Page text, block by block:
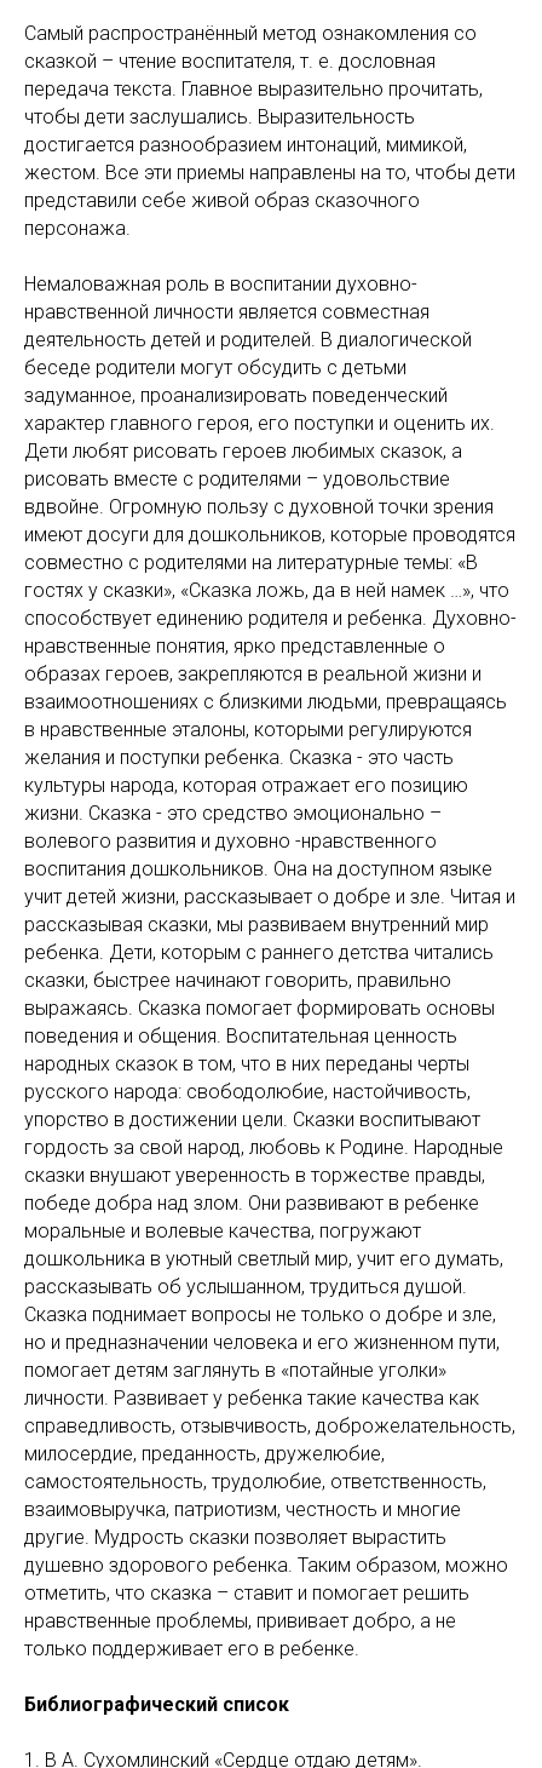
Самый распространённый метод ознакомления со
сказкой – чтение воспитателя, т. е. дословная
передача текста. Главное выразительно прочитать,
чтобы дети заслушались. Выразительность
достигается разнообразием интонаций, мимикой,
жестом. Все эти приемы направлены на то, чтобы дети
представили себе живой образ сказочного
персонажа.
Немаловажная роль в воспитании духовно-
нравственной личности является совместная
деятельность детей и родителей. В диалогической
беседе родители могут обсудить с детьми
задуманное, проанализировать поведенческий
характер главного героя, его поступки и оценить их.
Дети любят рисовать героев любимых сказок, а
рисовать вместе с родителями – удовольствие
вдвойне. Огромную пользу с духовной точки зрения
имеют досуги для дошкольников, которые проводятся
совместно с родителями на литературные темы: «В
гостях у сказки», «Сказка ложь, да в ней намек …», что
способствует единению родителя и ребенка. Духовно-
нравственные понятия, ярко представленные о
образах героев, закрепляются в реальной жизни и
взаимоотношениях с близкими людьми, превращаясь
в нравственные эталоны, которыми регулируются
желания и поступки ребенка. Сказка - это часть
культуры народа, которая отражает его позицию
жизни. Сказка - это средство эмоционально –
волевого развития и духовно -нравственного
воспитания дошкольников. Она на доступном языке
учит детей жизни, рассказывает о добре и зле. Читая и
рассказывая сказки, мы развиваем внутренний мир
ребенка. Дети, которым с раннего детства читались
сказки, быстрее начинают говорить, правильно
выражаясь. Сказка помогает формировать основы
поведения и общения. Воспитательная ценность
народных сказок в том, что в них переданы черты
русского народа: свободолюбие, настойчивость,
упорство в достижении цели. Сказки воспитывают
гордость за свой народ, любовь к Родине. Народные
сказки внушают уверенность в торжестве правды,
победе добра над злом. Они развивают в ребенке
моральные и волевые качества, погружают
дошкольника в уютный светлый мир, учит его думать,
рассказывать об услышанном, трудиться душой.
Сказка поднимает вопросы не только о добре и зле,
но и предназначении человека и его жизненном пути,
помогает детям заглянуть в «потайные уголки»
личности. Развивает у ребенка такие качества как
справедливость, отзывчивость, доброжелательность,
милосердие, преданность, дружелюбие,
самостоятельность, трудолюбие, ответственность,
взаимовыручка, патриотизм, честность и многие
другие. Мудрость сказки позволяет вырастить
душевно здорового ребенка. Таким образом, можно
отметить, что сказка – ставит и помогает решить
нравственные проблемы, прививает добро, а не
только поддерживает его в ребенке.
Библиографический список
1. В А. Сухомлинский «Сердце отдаю детям».